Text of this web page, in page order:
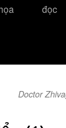
đọc
Doctor